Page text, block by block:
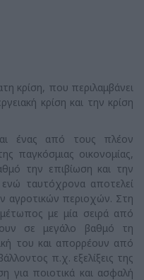
κρίση, που περιλαμβάνει
κρίση και την κρίση
ένας από τους πλέον
παγκόσμιας οικονομίας,
την επιβίωση και την
ταυτόχρονα αποτελεί
αγροτικών περιοχών. Στη
με μία σειρά από
σε μεγάλο βαθμό τη
του και απορρέουν από
π.χ. εξελίξεις της
για ποιοτικά και ασφαλή